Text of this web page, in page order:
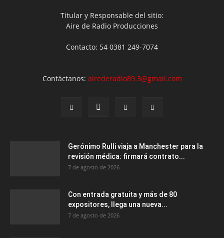
Titular y Responsable del sitio:
Aire de Radio Producciones
Contacto: 54 0381 249-7074
Contáctanos: airederadio89.3@gmail.com
Gerónimo Rulli viaja a Manchester para la
revisión médica: firmará contrato...
7 de agosto de 2026
Con entrada gratuita y más de 80
expositores, llega una nueva...
7 de agosto de 2026